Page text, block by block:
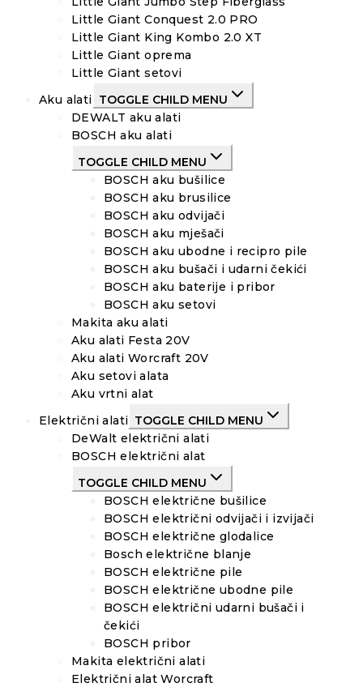
Little Giant Conquest 2.0 PRO
Little Giant King Kombo 2.0 XT
Little Giant oprema
Little Giant setovi
Aku alati TOGGLE CHILD MENU
DEWALT aku alati
BOSCH aku alati
TOGGLE CHILD MENU
BOSCH aku bušilice
BOSCH aku brusilice
BOSCH aku odvijači
BOSCH aku mješači
BOSCH aku ubodne i recipro pile
BOSCH aku bušači i udarni čekići
BOSCH aku baterije i pribor
BOSCH aku setovi
Makita aku alati
Aku alati Festa 20V
Aku alati Worcraft 20V
Aku setovi alata
Aku vrtni alat
Električni alati TOGGLE CHILD MENU
DeWalt električni alati
BOSCH električni alat
TOGGLE CHILD MENU
BOSCH električne bušilice
BOSCH električni odvijači i izvijači
BOSCH električne glodalice
Bosch električne blanje
BOSCH električne pile
BOSCH električne ubodne pile
BOSCH električni udarni bušači i
čekići
BOSCH pribor
Makita električni alati
Električni alat Worcraft